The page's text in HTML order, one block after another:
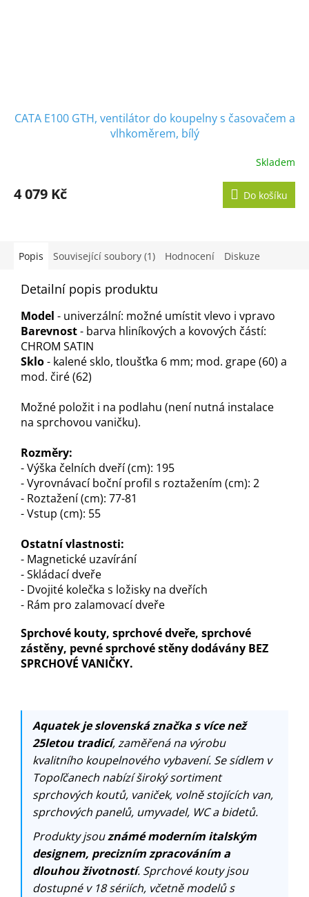
CATA E100 GTH, ventilátor do koupelny s časovačem a
vlhkoměrem, bílý
produktu
je
hvězdiček.
Skladem
4 079 Kč Do košíku
Popis Související soubory (1) Hodnocení Diskuze
Detailní popis produktu
Model - univerzální: možné umístit vlevo i vpravo
Barevnost- barva hliníkových a kovových částí:
CHROM SATIN
Sklo- kalené sklo, tloušťka 6 mm; mod. grape (60) a
mod. čiré (62)
Možné položit i na podlahu (není nutná instalace
na sprchovou vaničku).
Rozměry:
- Výška čelních dveří (cm): 195
- Vyrovnávací boční profil s roztažením (cm): 2
- Roztažení (cm): 77-81
- Vstup (cm): 55
Ostatní vlastnosti:
- Magnetické uzavírání
- Skládací dveře
- Dvojité kolečka s ložisky na dveřích
- Rám pro zalamovací dveře
Sprchové kouty, sprchové dveře, sprchové
zástěny, pevné sprchové stěny dodávány BEZ
SPRCHOVÉ VANIČKY.
Aquatek je slovenská značka s více než
25letou tradicí, zaměřená na výrobu
kvalitního koupelnového vybavení. Se sídlem v
Topoľčanech nabízí široký sortiment
sprchových koutů, vaniček, volně stojících van,
sprchových panelů, umyvadel, WC a bidetů.
Produkty jsouznámé moderním italským
designem, precizním zpracováním a
dlouhou životností. Sprchové kouty jsou
dostupné v 18 sériích, včetně modelů s